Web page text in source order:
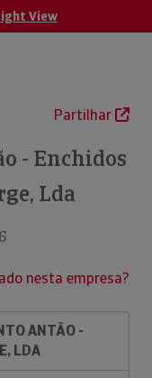
View
Partilhar
- Enchidos
Lda
nesta empresa?
ANTÃO -
LDA